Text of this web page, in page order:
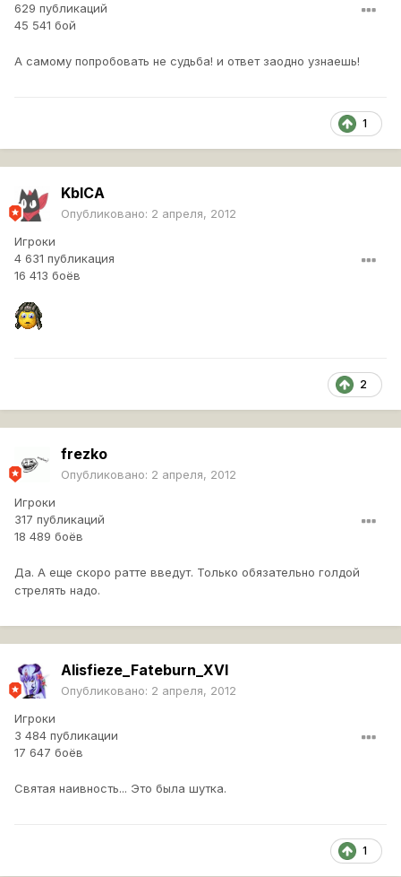
629 публикаций
45 541 бой
А самому попробовать не судьба! и ответ заодно узнаешь!
1
KblCA
Опубликовано: 2 апреля, 2012
Игроки
4 631 публикация
16 413 боёв
2
frezko
Опубликовано: 2 апреля, 2012
Игроки
317 публикаций
18 489 боёв
Да. А еще скоро ратте введут. Только обязательно голдой
стрелять надо.
Alisfieze_Fateburn_XVI
Опубликовано: 2 апреля, 2012
Игроки
3 484 публикации
17 647 боёв
Святая наивность... Это была шутка.
1